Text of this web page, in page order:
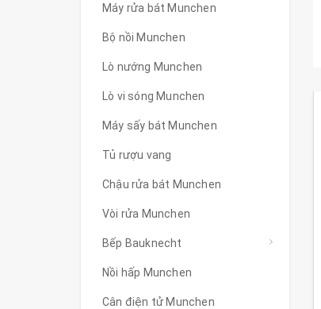
Máy rửa bát Munchen
Bộ nồi Munchen
Lò nướng Munchen
Lò vi sóng Munchen
Máy sấy bát Munchen
Tủ rượu vang
Chậu rửa bát Munchen
Vòi rửa Munchen
Bếp Bauknecht
Nồi hấp Munchen
Cân điện tử Munchen